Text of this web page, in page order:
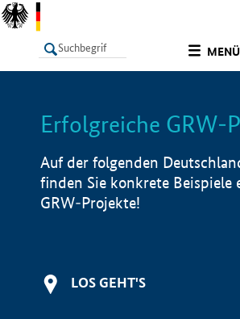
MENÜ
LISTE
Erfolgreiche GRW-
Auf der folgenden
finden Sie konkrete Beispiele
GRW-Projekte!
LOS GEHT'S